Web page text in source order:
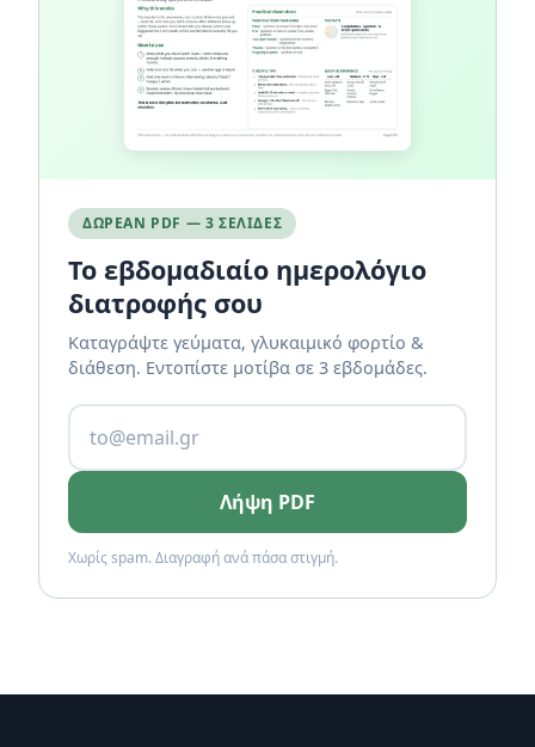
ΔΩΡΕΆΝ PDF — 3 ΣΕΛΊΔΕΣ
Το εβδομαδιαίο ημερολόγιο
διατροφής σου
Καταγράψτε γεύματα, γλυκαιμικό φορτίο &
διάθεση. Εντοπίστε μοτίβα σε 3 εβδομάδες.
Λήψη PDF
Χωρίς spam. Διαγραφή ανά πάσα στιγμή.